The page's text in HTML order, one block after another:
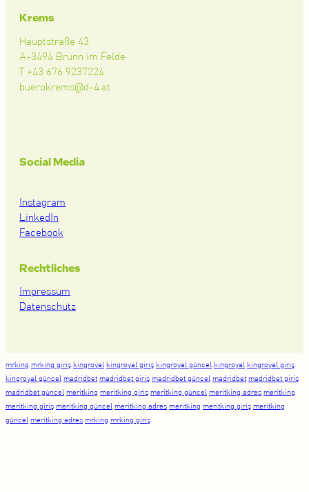
Krems
Hauptstraße 43
A-3494 Brunn im Felde
T +43 676 9237224
buerokrems@d-4.at
Social Media
Instagram
LinkedIn
Facebook
Rechtliches
Impressum
Datenschutz
mrking mrking giriş kingroyal kingroyal giriş kingroyal güncel kingroyal kingroyal giriş
kingroyal güncel madridbet madridbet giriş madridbet güncel madridbet madridbet giriş
madridbet güncel meritking meritking giriş meritking güncel meritking adres meritking
meritking giriş meritking güncel meritking adres meritking meritking giriş meritking
güncel meritking adres mrking mrking giriş